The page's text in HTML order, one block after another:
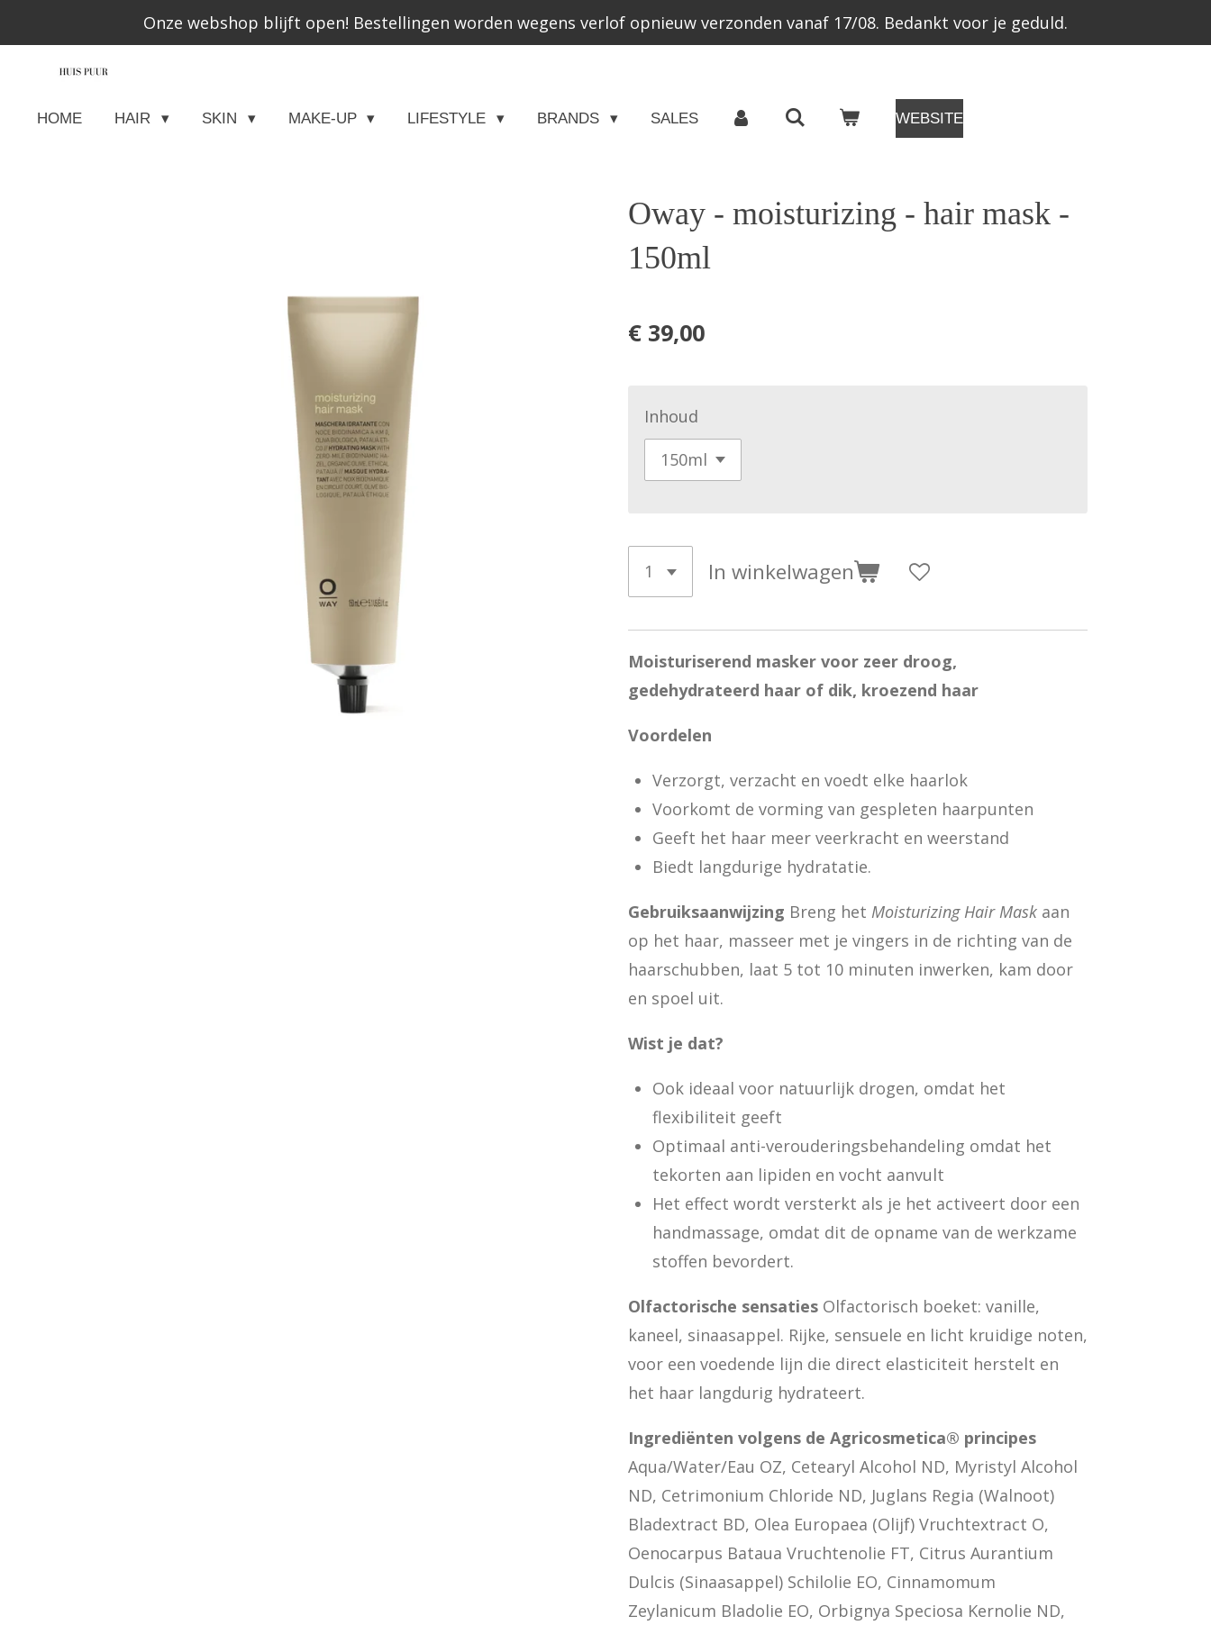
Onze webshop blijft open! Bestellingen worden wegens verlof opnieuw verzonden vanaf 17/08. Bedankt voor je geduld.
HOME HAIR SKIN MAKE-UP LIFESTYLE BRANDS SALES WEBSITE
Oway - moisturizing - hair mask -
150ml
€ 39,00
Inhoud
In winkelwagen
Moisturiserend masker voor zeer droog,
gedehydrateerd haar of dik, kroezend haar
Voordelen
Verzorgt, verzacht en voedt elke haarlok
Voorkomt de vorming van gespleten haarpunten
Geeft het haar meer veerkracht en weerstand
Biedt langdurige hydratatie.
Gebruiksaanwijzing Breng het Moisturizing Hair Mask aan
op het haar, masseer met je vingers in de richting van de
haarschubben, laat 5 tot 10 minuten inwerken, kam door
en spoel uit.
Wist je dat?
Ook ideaal voor natuurlijk drogen, omdat het
flexibiliteit geeft
Optimaal anti-verouderingsbehandeling omdat het
tekorten aan lipiden en vocht aanvult
Het effect wordt versterkt als je het activeert door een
handmassage, omdat dit de opname van de werkzame
stoffen bevordert.
Olfactorische sensaties Olfactorisch boeket: vanille,
kaneel, sinaasappel. Rijke, sensuele en licht kruidige noten,
voor een voedende lijn die direct elasticiteit herstelt en
het haar langdurig hydrateert.
Ingrediënten volgens de Agricosmetica® principes
Aqua/Water/Eau OZ, Cetearyl Alcohol ND, Myristyl Alcohol
ND, Cetrimonium Chloride ND, Juglans Regia (Walnoot)
Bladextract BD, Olea Europaea (Olijf) Vruchtextract O,
Oenocarpus Bataua Vruchtenolie FT, Citrus Aurantium
Dulcis (Sinaasappel) Schilolie EO, Cinnamomum
Zeylanicum Bladolie EO, Orbignya Speciosa Kernolie ND,